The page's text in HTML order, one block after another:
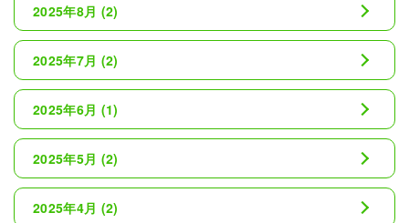
2025年8月 (2)
2025年7月 (2)
2025年6月 (1)
2025年5月 (2)
2025年4月 (2)